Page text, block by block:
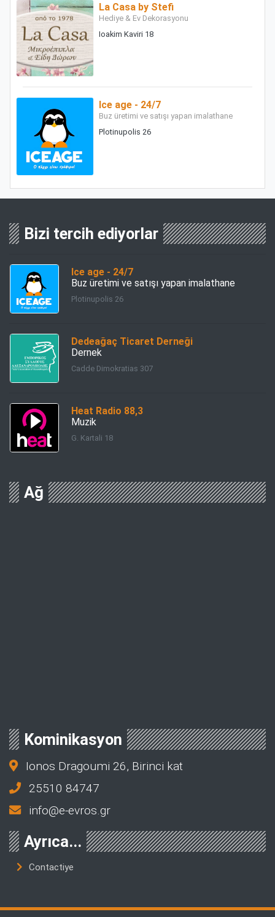
La Casa by Stefi
Hediye & Ev Dekorasyonu
Ioakim Kaviri 18
Ice age - 24/7
Buz üretimi ve satışı yapan imalathane
Plotinupolis 26
Bizi tercih ediyorlar
Ice age - 24/7
Buz üretimi ve satışı yapan imalathane
Plotinupolis 26
Dedeağaç Ticaret Derneği
Dernek
Cadde Dimokratias 307
Heat Radio 88,3
Muzik
G. Kartali 18
Ağ
Kominikasyon
Ionos Dragoumi 26, Birinci kat
25510 84747
info@e-evros.gr
Ayrıca...
Contactiye